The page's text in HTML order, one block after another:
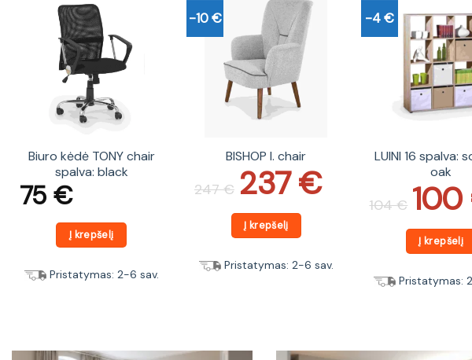
Biuro kėdė TONY chair
spalva: black
75 €
Į krepšelį
Pristatymas: 2-6 sav.
-10 €
BISHOP l. chair
247€
price
was: 237€
price
is:
Į krepšelį
Pristatymas: 2-6 sav.
-4 €
LUINI 16 spalva:
oak
104€
price
was: 100
Current
price
is:
Į krepšelį
Pristatymas: